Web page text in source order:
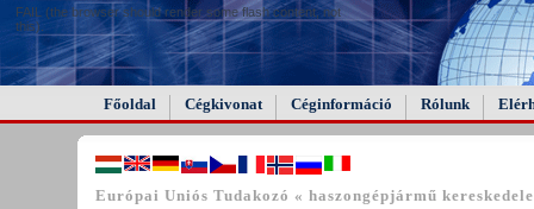
FAIL (the browser should render some flash content, not
this).
Főoldal Cégkivonat Céginformáció Rólunk
Európai Uniós Tudakozó « haszongépjármű